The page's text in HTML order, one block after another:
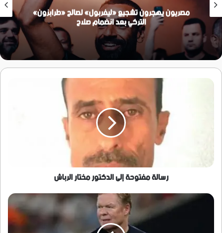
كومو الإيطالي يحذر جماهيره من الغياب عن حضور
المباريات
رسالة
رسالة مفتوحة إلى الدكتور مختار الرباش
صفعة